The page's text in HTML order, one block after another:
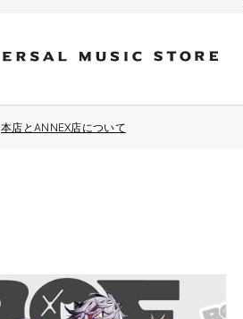
本店とANNEX店について